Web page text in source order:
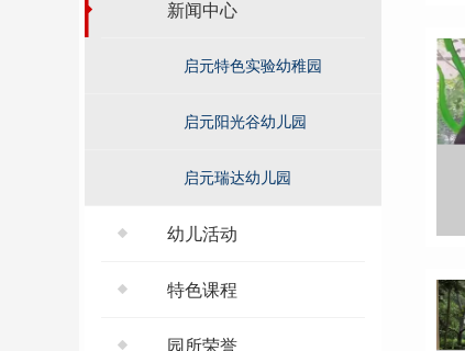
新闻中心
启元特色实验幼稚园
启元阳光谷幼儿园
启元瑞达幼儿园
幼儿活动
特色课程
园所荣誉